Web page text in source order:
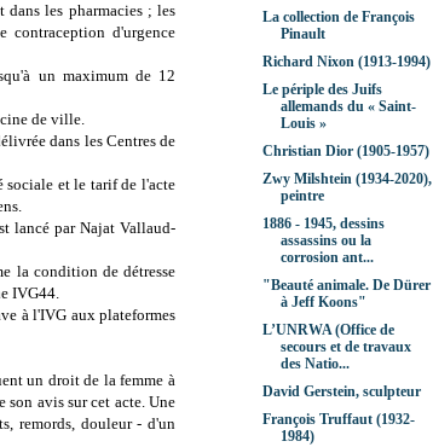
les pharmacies ; les
contraception d'urgence
un maximum de 12
de ville.
dans les Centres de
sociale et le tarif de l'acte
lancé par Najat Vallaud-
la condition de détresse
IVG44.
à l'IVG aux plateformes
un droit de la femme à
son avis sur cet acte. Une
remords, douleur - d'un
La collection de François
Pinault
Richard Nixon (1913-1994)
Le périple des Juifs
allemands du « Saint-
Louis »
Christian Dior (1905-1957)
Zwy Milshtein (1934-2020),
peintre
1886 - 1945, dessins
assassins ou la
corrosion ant...
"Beauté animale. De Dürer
à Jeff Koons"
L’UNRWA (Office de
secours et de travaux
des Natio...
David Gerstein, sculpteur
François Truffaut (1932-
1984)